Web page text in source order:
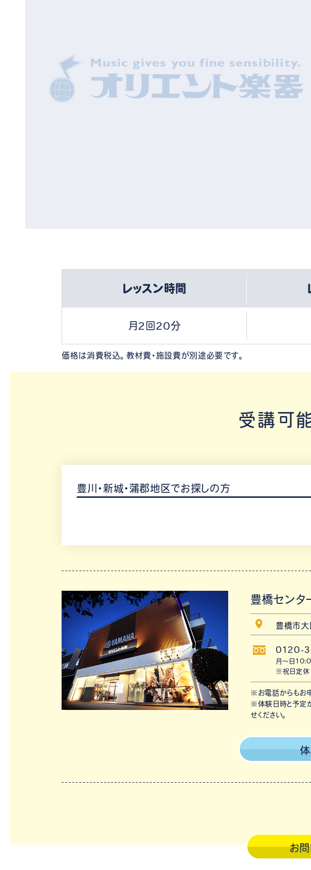
レッスン時間
月2回20分
価格は消費税込。教材費・施設費が別途必要です。
受講可
豊川・新城・蒲郡地区でお探しの方
豊橋センタ
豊橋市
0120-
月〜日
※祝日定休
※お電話からもお
※体験日時と予定
せください。
お